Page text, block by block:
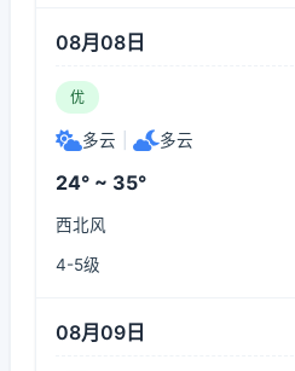
08月08日
优
多云 多云
24° ~ 35°
西北风
4-5级
08月09日